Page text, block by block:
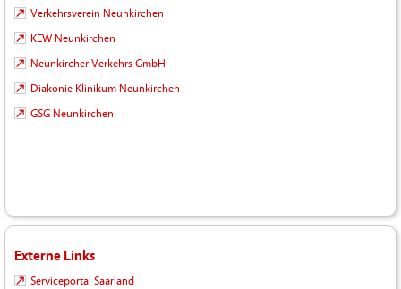
Verkehrsverein Neunkirchen
KEW Neunkirchen
Neunkircher Verkehrs GmbH
Diakonie Klinikum Neunkirchen
GSG Neunkirchen
Externe Links
Serviceportal Saarland